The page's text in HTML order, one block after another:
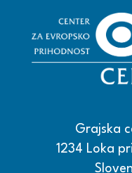
Grajska
1234 Loka